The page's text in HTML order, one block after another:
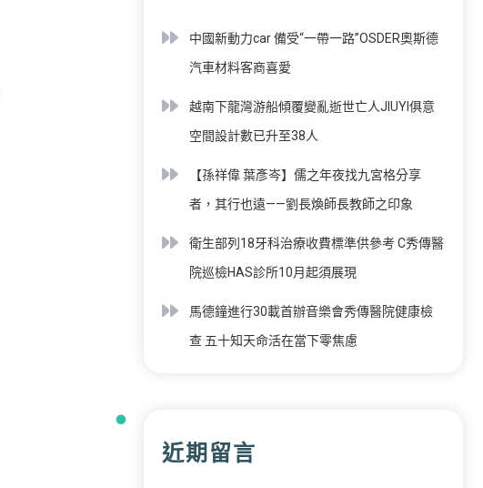
中國新動力car 備受“一帶一路”OSDER奧斯德
汽車材料客商喜愛
越南下龍灣游船傾覆變亂逝世亡人JIUYI俱意
空間設計數已升至38人
【孫祥偉 葉彥岑】儒之年夜找九宮格分享
者，其行也遠——劉長煥師長教師之印象
衛生部列18牙科治療收費標準供參考 C秀傳醫
院巡檢HAS診所10月起須展現
馬德鐘進行30載首辦音樂會秀傳醫院健康檢
查 五十知天命活在當下零焦慮
近期留言